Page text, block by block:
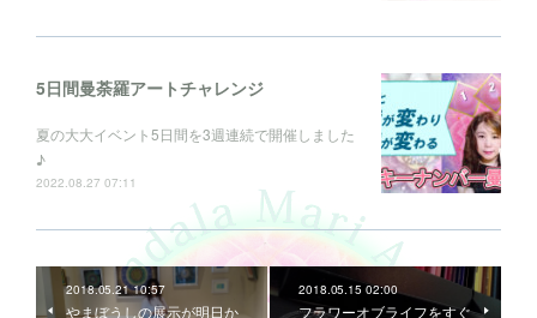
5日間曼荼羅アートチャレンジ
夏の大大イベント5日間を3週連続で開催しました
♪
2022.08.27 07:11
2018.05.21 10:57
やまぼうしの展示が明日か
2018.05.15 02:00
フラワーオブライフをすぐ